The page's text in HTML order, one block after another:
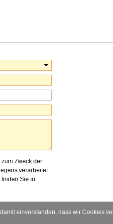
Zweck der
verarbeitet.
Sie in
.
einverstanden, dass wir Cookies